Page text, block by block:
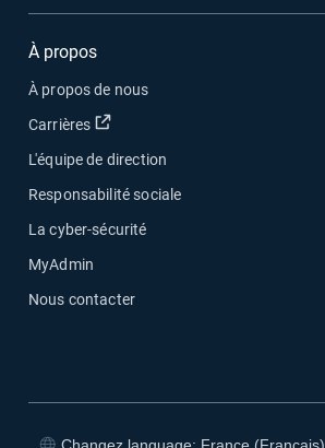
À propos
À propos de nous
Carrières
Ouvrir dans une nouvelle fenêtre
L'équipe de direction
Responsabilité sociale
La cyber-sécurité
MyAdmin
Nous contacter